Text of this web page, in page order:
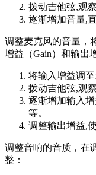
拨动吉他弦,观
逐渐增加音量,
调整麦克风的音量，
增益（Gain）和输出
将输入增益调至
拨动吉他弦,观
逐渐增加输入
等。
调整输出增益,
调整音响的音质，在
整：